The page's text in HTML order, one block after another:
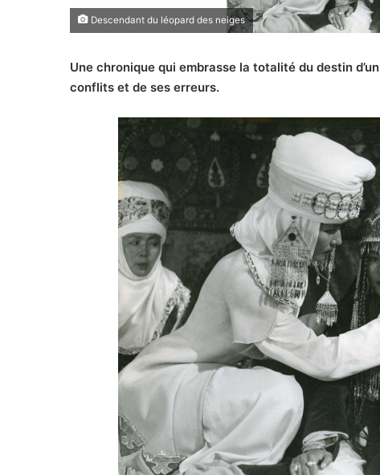
Descendant du léopard des neiges
Une chronique qui embrasse la totalité du destin
conflits et de ses erreurs.